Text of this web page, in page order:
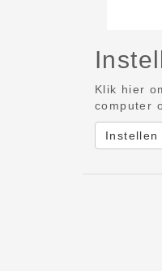
Klik hier
computer
Instellen